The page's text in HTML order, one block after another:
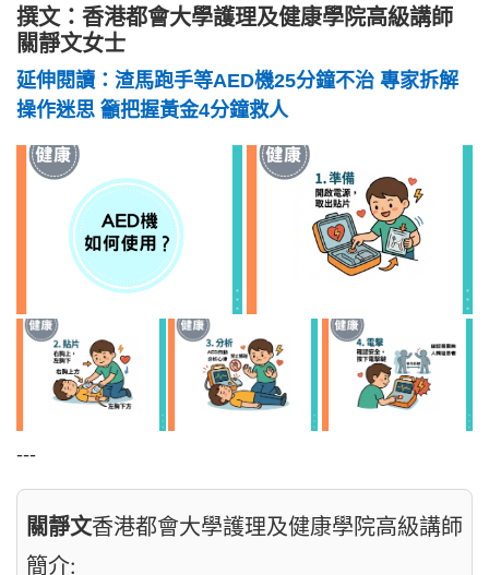
撰文：香港都會大學護理及健康學院高級講師
關靜文女士
延伸閱讀：渣馬跑手等AED機25分鐘不治 專家拆解
操作迷思 籲把握黃金4分鐘救人
---
關靜文香港都會大學護理及健康學院高級講師
簡介: